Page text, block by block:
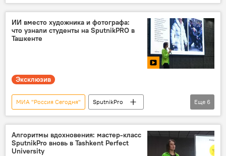
Образование
маркетинг
проект
медиа
ИИ вместо художника и фотографа:
что узнали студенты на SputnikPRO в
Ташкенте
Эксклюзив
МИА "Россия Сегодня"
SputnikPro
Ташкент
Образование
нейросети
IT-технологии
студенты
Еще 6
Алгоритмы вдохновения: мастер-класс
SputnikPro вновь в Tashkent Perfect
University